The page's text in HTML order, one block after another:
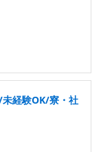
経験OK/寮・社